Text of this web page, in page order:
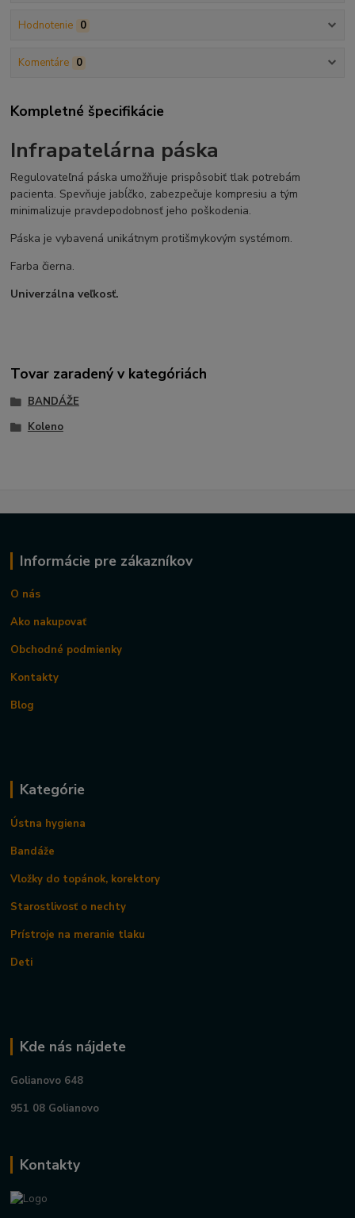
Hodnotenie 0
Komentáre 0
Kompletné špecifikácie
Infrapatelárna páska
Regulovateľná páska umožňuje prispôsobiť tlak potrebám
pacienta. Spevňuje jabĺčko, zabezpečuje kompresiu a tým
minimalizuje pravdepodobnosť jeho poškodenia.
Páska je vybavená unikátnym protišmykovým systémom.
Farba čierna.
Univerzálna veľkosť.
Tovar zaradený v kategóriách
BANDÁŽE
Koleno
Informácie pre zákazníkov
O nás
Ako nakupovať
Obchodné podmienky
Kontakty
Blog
Kategórie
Ústna hygiena
Bandáže
Vložky do topánok, korektory
Starostlivosť o nechty
Prístroje na meranie tlaku
Deti
Kde nás nájdete
Golianovo 648
951 08 Golianovo
Kontakty